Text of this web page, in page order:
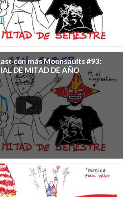
con más Moonsaults #93:
DE MITAD DE AÑO